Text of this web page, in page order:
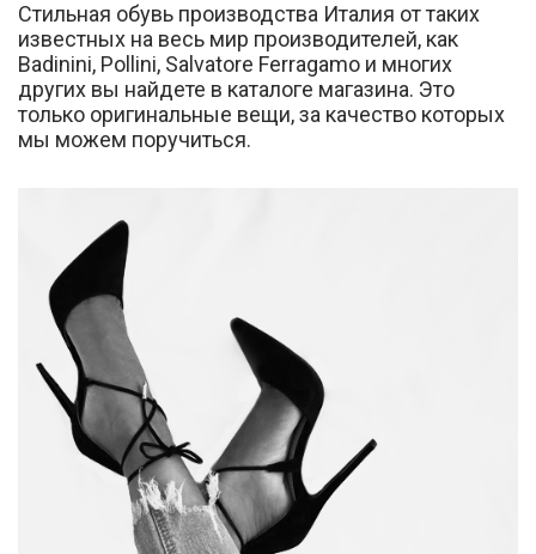
Стильная обувь производства Италия от таких
известных на весь мир производителей, как
Badinini, Pollini, Salvatore Ferragamo и многих
других вы найдете в каталоге магазина. Это
только оригинальные вещи, за качество которых
мы можем поручиться.